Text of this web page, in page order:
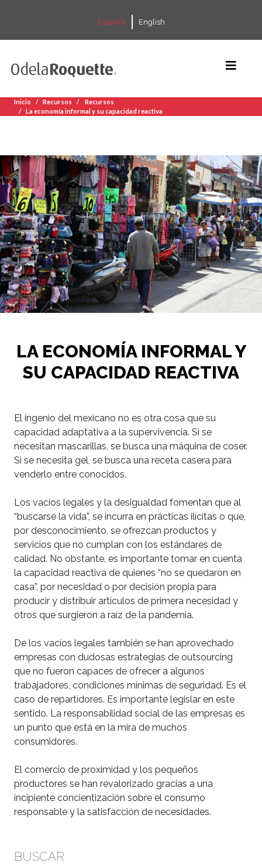
Español English
Inicio Recursos
Recursos
La economía informal y su capacidad reactiva
LA ECONOMÍA INFORMAL Y
SU CAPACIDAD REACTIVA
El ingenio del mexicano no es otra cosa que su
capacidad adaptativa a la supervivencia. Si se
necesitan mascarillas, se busca una máquina de coser.
Si se necesita gel, se busca una receta casera para
venderlo entre conocidos.
Los vacíos legales y la desigualdad fomentan que al
“buscarse la vida”, se incurra en prácticas ilícitas o que,
por desconocimiento, se ofrezcan productos y
servicios que no cumplan con los estándares de
calidad. No obstante, es importante tomar en cuenta
la capacidad reactiva de quienes “no se quedaron en
casa”, por necesidad o por decisión propia para
producir y distribuir artículos de primera necesidad y
otros que surgieron a raíz de la pandemia.
De los vacíos legales también se han aprovechado
empresas con dudosas estrategias de outsourcing
que no fueron capaces de ofrecer a algunos
trabajadores, condiciones mínimas de seguridad. Es el
caso de repartidores. Es importante legislar en este
sentido. La responsabilidad social de las empresas es
un punto que está en la mira de muchos
consumidores.
El comercio de proximidad y los pequeños
productores se han revalorizado gracias a una
incipiente concientización sobre el consumo
responsable y la satisfacción de necesidades.
BUSCAR